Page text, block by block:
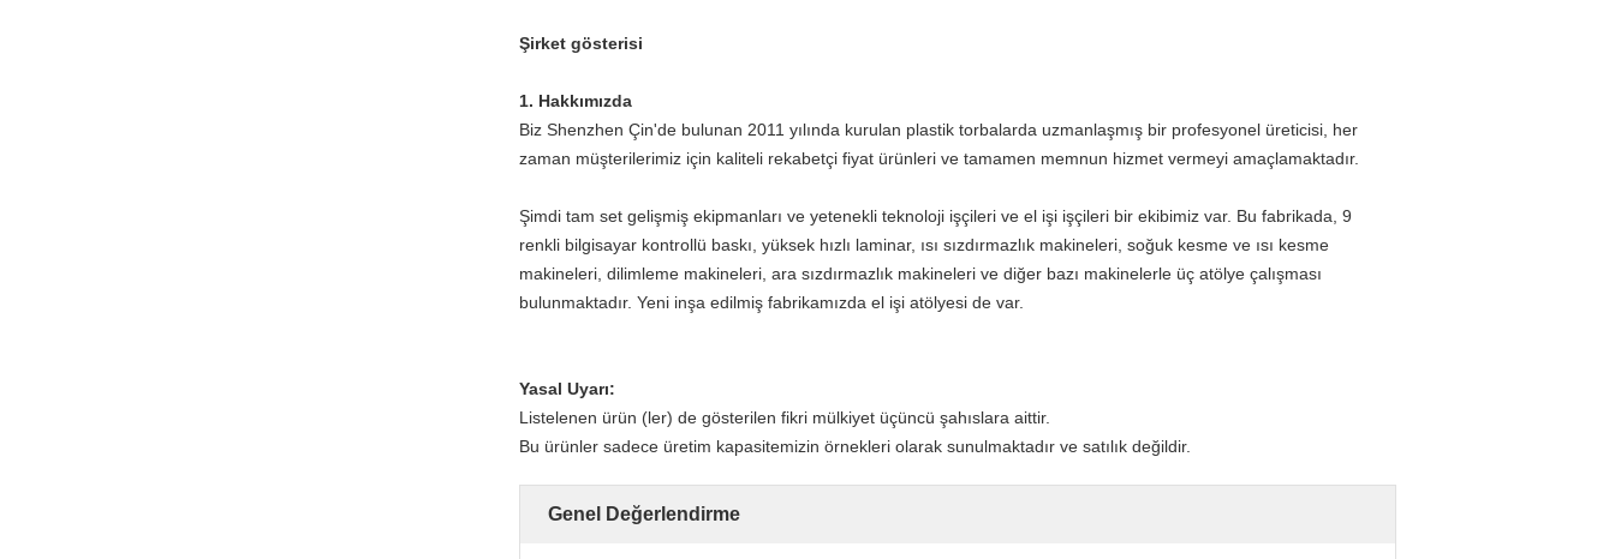
Şirket gösterisi
1. Hakkımızda
Biz Shenzhen Çin'de bulunan 2011 yılında kurulan plastik torbalarda uzmanlaşmış bir profesyonel üreticisi, her
zaman müşterilerimiz için kaliteli rekabetçi fiyat ürünleri ve tamamen memnun hizmet vermeyi amaçlamaktadır.
Şimdi tam set gelişmiş ekipmanları ve yetenekli teknoloji işçileri ve el işi işçileri bir ekibimiz var. Bu fabrikada, 9
renkli bilgisayar kontrollü baskı, yüksek hızlı laminar, ısı sızdırmazlık makineleri, soğuk kesme ve ısı kesme
makineleri, dilimleme makineleri, ara sızdırmazlık makineleri ve diğer bazı makinelerle üç atölye çalışması
bulunmaktadır. Yeni inşa edilmiş fabrikamızda el işi atölyesi de var.
Yasal Uyarı:
Listelenen ürün (ler) de gösterilen fikri mülkiyet üçüncü şahıslara aittir.
Bu ürünler sadece üretim kapasitemizin örnekleri olarak sunulmaktadır ve satılık değildir.
Genel Değerlendirme